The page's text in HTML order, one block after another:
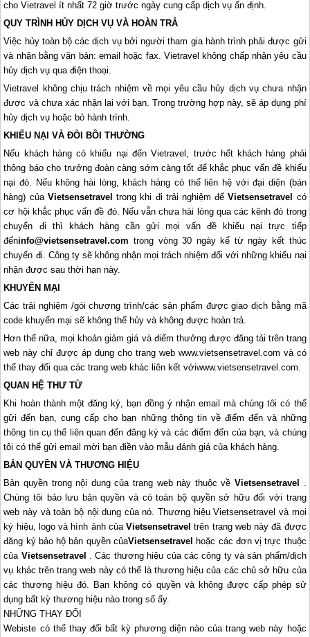
cho Vietravel ít nhất 72 giờ trước ngày cung cấp dịch vụ ấn định.
QUY TRÌNH HỦY DỊCH VỤ VÀ HOÀN TRẢ
Việc hủy toàn bộ các dịch vụ bởi người tham gia hành trình phải được gửi
và nhận bằng văn bản: email hoặc fax. Vietravel không chấp nhận yêu cầu
hủy dịch vụ qua điện thoại.
Vietravel không chịu trách nhiệm về mọi yêu cầu hủy dịch vụ chưa nhận
được và chưa xác nhận lại với bạn. Trong trường hợp này, sẽ áp dụng phí
hủy dịch vụ hoặc bỏ hành trình.
KHIẾU NẠI VÀ ĐÒI BỒI THƯỜNG
Nếu khách hàng có khiếu nại đến Vietravel, trước hết khách hàng phải
thông báo cho trưởng đoàn càng sớm càng tốt để khắc phục vấn đề khiếu
nại đó. Nếu không hài lòng, khách hàng có thể liên hệ với đại diện (bán
hàng) của Vietsensetravel trong khi đi trải nghiệm đểVietsensetravel
có
cơ hội khắc phục vấn đề đó. Nếu vẫn chưa hài lòng qua các kênh đó trong
chuyến đi thì khách hàng cần gửi mọi vấn đề khiếu nại trực tiếp
đếninfo@vietsensetravel.com trong vòng 30 ngày kể từ ngày kết thúc
chuyến đi. Công ty sẽ không nhận mọi trách nhiệm đối với những khiếu nại
nhận được sau thời hạn này.
KHUYẾN MẠI
Các trải nghiệm /gói chương trình/các sản phẩm được giao dịch bằng mã
code khuyến mại sẽ không thể hủy và không được hoàn trả.
Hơn thế nữa, mọi khoản giảm giá và điểm thưởng được đăng tải trên trang
web này chỉ được áp dụng cho trang web www.vietsensetravel.com và có
thể thay đổi qua các trang web khác liên kết vớiwww.vietsensetravel.com.
QUAN HỆ THƯ TỪ
Khi hoàn thành một đăng ký, bạn đồng ý nhận email mà chúng tôi có thể
gửi đến bạn, cung cấp cho bạn những thông tin về điểm đến và những
thông tin cụ thể liên quan đến đăng ký và các điểm đến của bạn, và chúng
tôi có thể gửi email mời bạn điền vào mẫu đánh giá của khách hàng.
BẢN QUYỀN VÀ THƯƠNG HIỆU
Bản quyền trong nội dung của trang web này thuộc về Vietsensetravel
.
Chúng tôi bảo lưu bản quyền và có toàn bộ quyền sở hữu đối với trang
web này và toàn bộ nội dung của nó. Thương hiệu Vietsensetravel và mọi
ký hiệu, logo và hình ảnh củaVietsensetravel trên trang web này đã được
đăng ký bảo hộ bản quyền củaVietsensetravel
hoặc các đơn vị trực thuộc
của Vietsensetravel . Các thương hiệu của các công ty và sản phẩm/dịch
vụ khác trên trang web này có thể là thương hiệu của các chủ sở hữu của
các thương hiệu đó. Bạn không có quyền và không được cấp phép sử
dụng bất kỳ thương hiệu nào trong số ấy.
NHỮNG THAY ĐỔI
Webiste có thể thay đổi bất kỳ phương diện nào của trang web này hoặc